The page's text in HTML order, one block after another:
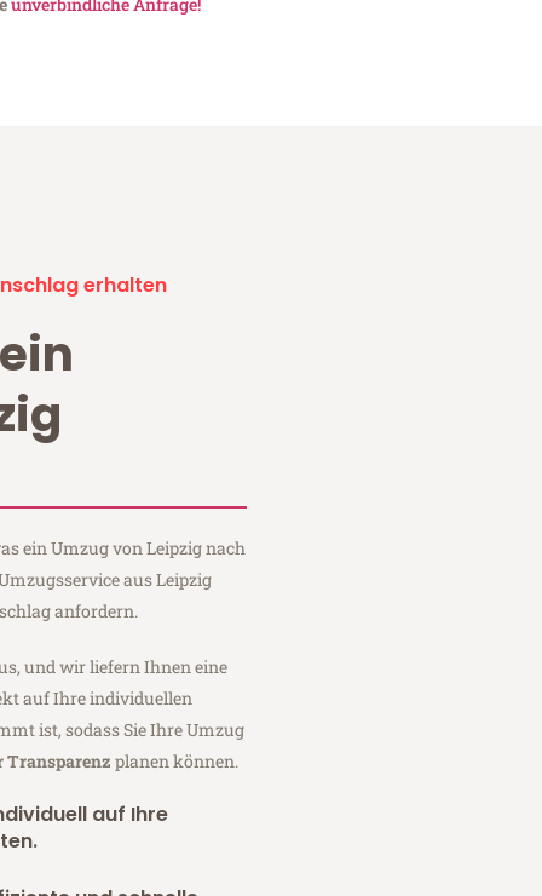
erhalten
ein Umzug von Leipzig nach
aus Leipzig
anfordern.
und wir liefern Ihnen eine
auf Ihre individuellen
ist, sodass Sie Ihre Umzug
Transparenz planen können.
auf Ihre